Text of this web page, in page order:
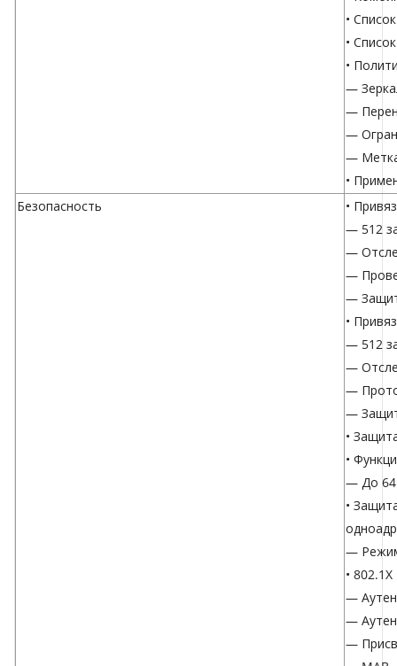
•
•
•
—
—
—
—
•
Безопасность
•
— 512
—
—
—
•
— 512
—
—
—
•
•
— До 64
•
—
• 802.1X
—
—
—